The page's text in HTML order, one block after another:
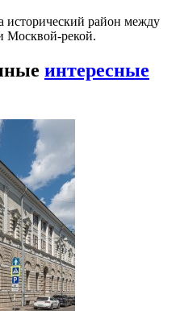
исторический район между
Москвой-рекой.
интересные